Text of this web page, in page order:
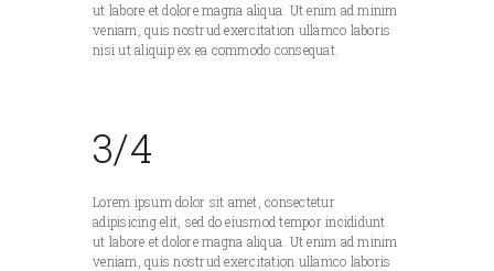
ut labore et dolore magna aliqua. Ut enim ad minim
veniam, quis nostrud exercitation ullamco laboris
nisi ut aliquip ex ea commodo consequat.
3/4
Lorem ipsum dolor sit amet, consectetur
adipisicing elit, sed do eiusmod tempor incididunt
ut labore et dolore magna aliqua. Ut enim ad minim
veniam, quis nostrud exercitation ullamco laboris